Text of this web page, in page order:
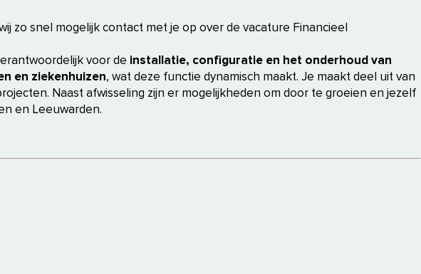
zo snel mogelijk contact met je op over de vacature Financieel
voor de installatie, configuratie en het onderhoud van
en ziekenhuizen, wat deze functie dynamisch maakt. Je maakt deel uit van
Naast afwisseling zijn er mogelijkheden om door te groeien en jezelf
en Leeuwarden.